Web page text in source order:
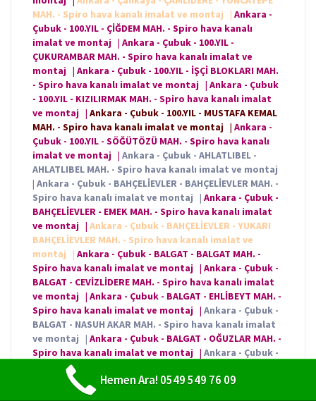
MAH. - Spiro hava kanalı imalat ve montaj
| Ankara -
Çubuk - 100.YIL - ÇİĞDEM MAH. - Spiro hava kanalı
imalat ve montaj | Ankara - Çubuk - 100.YIL -
ÇUKURAMBAR MAH. - Spiro hava kanalı imalat ve
montaj | Ankara - Çubuk - 100.YIL - İŞÇİ BLOKLARI MAH.
- Spiro hava kanalı imalat ve montaj | Ankara - Çubuk
- 100.YIL - KIZILIRMAK MAH. - Spiro hava kanalı imalat
ve montaj | Ankara - Çubuk - 100.YIL - MUSTAFA KEMAL
MAH. - Spiro hava kanalı imalat ve montaj | Ankara -
Çubuk - 100.YIL - SÖĞÜTÖZÜ MAH. - Spiro hava kanalı
imalat ve montaj | Ankara - Çubuk - AHLATLIBEL -
AHLATLIBEL MAH. - Spiro hava kanalı imalat ve montaj
| Ankara - Çubuk - BAHÇELİEVLER - BAHÇELİEVLER MAH. -
Spiro hava kanalı imalat ve montaj | Ankara - Çubuk -
BAHÇELİEVLER - EMEK MAH. - Spiro hava kanalı imalat
ve montaj | Ankara - Çubuk - BAHÇELİEVLER - YUKARI
BAHÇELİEVLER MAH. - Spiro hava kanalı imalat ve
montaj
| Ankara - Çubuk - BALGAT - BALGAT MAH. -
Spiro hava kanalı imalat ve montaj | Ankara - Çubuk -
BALGAT - CEVİZLİDERE MAH. - Spiro hava kanalı imalat
ve montaj | Ankara - Çubuk - BALGAT - EHLİBEYT MAH. -
Spiro hava kanalı imalat ve montaj | Ankara - Çubuk -
BALGAT - NASUH AKAR MAH. - Spiro hava kanalı imalat
ve montaj | Ankara - Çubuk - BALGAT - OĞUZLAR MAH. -
Spiro hava kanalı imalat ve montaj | Ankara - Çubuk -
BİLKENT - BEYTEPE MAH. - Spiro hava kanalı imalat ve
montaj|Ankara - Çubuk - BİLKENT - MUTLUKENT MAH.
- Spiro hava kanalı imalat ve montaj
Hemen Ara! 0549 549 76 09